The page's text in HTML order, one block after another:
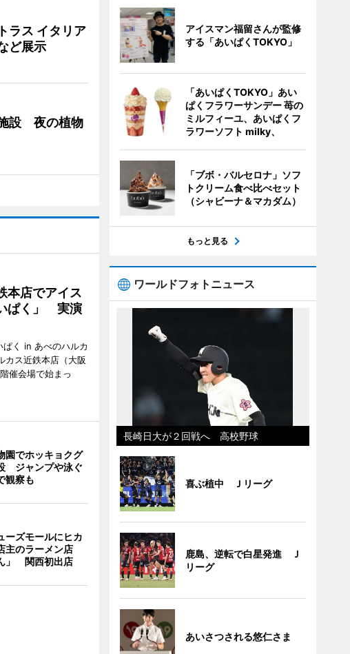
ラス イタリア
ど展示
施設 夜の植物
本店でアイス
ぱく」 実演
ぱく in あべのハルカ
カス近鉄本店（大阪
催会場で始まっ
園でホッキョクグ
ジャンプや泳ぐ
観察も
ーズモールにヒカ
主のラーメン店
」 関西初出店
アイスマン福留さんが監修
する「あいぱくTOKYO」
「あいぱくTOKYO」あい
ぱくフラワーサンデー 苺の
ミルフィーユ、あいぱくフ
ラワーソフト milky、
「ブボ・バルセロナ」ソフ
トクリーム食べ比べセット
（シャビーナ＆マカダム）
もっと見る
ワールドフォトニュース
長崎日大が２回戦へ 高校野球
喜ぶ植中 Ｊリーグ
鹿島、逆転で白星発進 Ｊ
リーグ
あいさつされる悠仁さま